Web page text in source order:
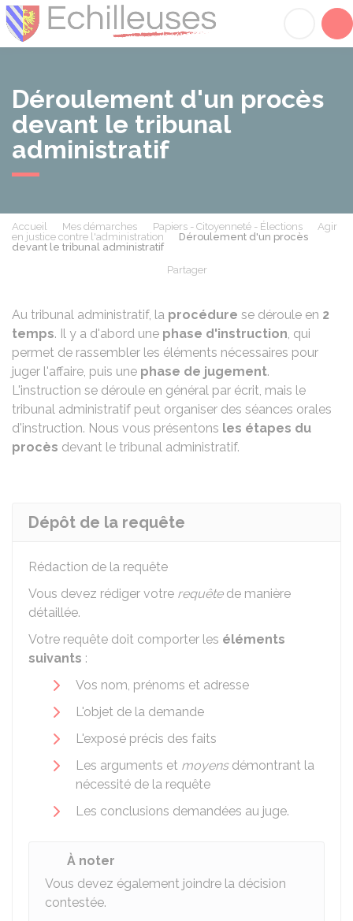
Déroulement d'un procès
devant le tribunal
administratif
Accueil Mes démarches Papiers - Citoyenneté - Élections
Agir
en justice contre l'administration
Déroulement d'un procès
devant le tribunal administratif
Partager
Au tribunal administratif, la procédure se déroule en 2
temps. Il y a d'abord une phase d'instruction, qui
permet de rassembler les éléments nécessaires pour
juger l'affaire, puis une phase de jugement.
L'instruction se déroule en général par écrit, mais le
tribunal administratif peut organiser des séances orales
d'instruction. Nous vous présentons les étapes du
procès devant le tribunal administratif.
Dépôt de la requête
Rédaction de la requête
Vous devez rédiger votre requêtede manière
détaillée.
Votre requête doit comporter les éléments
suivants :
Vos nom, prénoms et adresse
L'objet de la demande
L'exposé précis des faits
Les arguments et moyensdémontrant la
nécessité de la requête
Les conclusions demandées au juge.
À noter
Vous devez également joindre la décision
contestée.